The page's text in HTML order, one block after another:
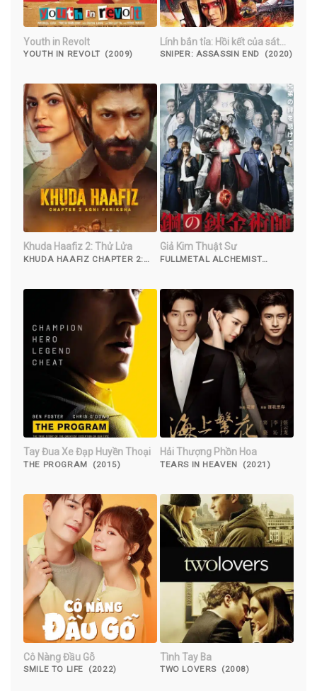
Youth in Revolt
YOUTH IN REVOLT (2009)
Lính bắn tỉa: Hồi kết của sát
thủ
SNIPER: ASSASSIN END (2020)
Khuda Haafiz 2: Thử Lửa
KHUDA HAAFIZ CHAPTER 2:
Giả Kim Thuật Sư
FULLMETAL ALCHEMIST
Tay Đua Xe Đạp Huyền Thoại
THE PROGRAM (2015)
Hải Thượng Phồn Hoa
TEARS IN HEAVEN (2021)
Cô Nàng Đầu Gỗ
SMILE TO LIFE (2022)
Tình Tay Ba
TWO LOVERS (2008)